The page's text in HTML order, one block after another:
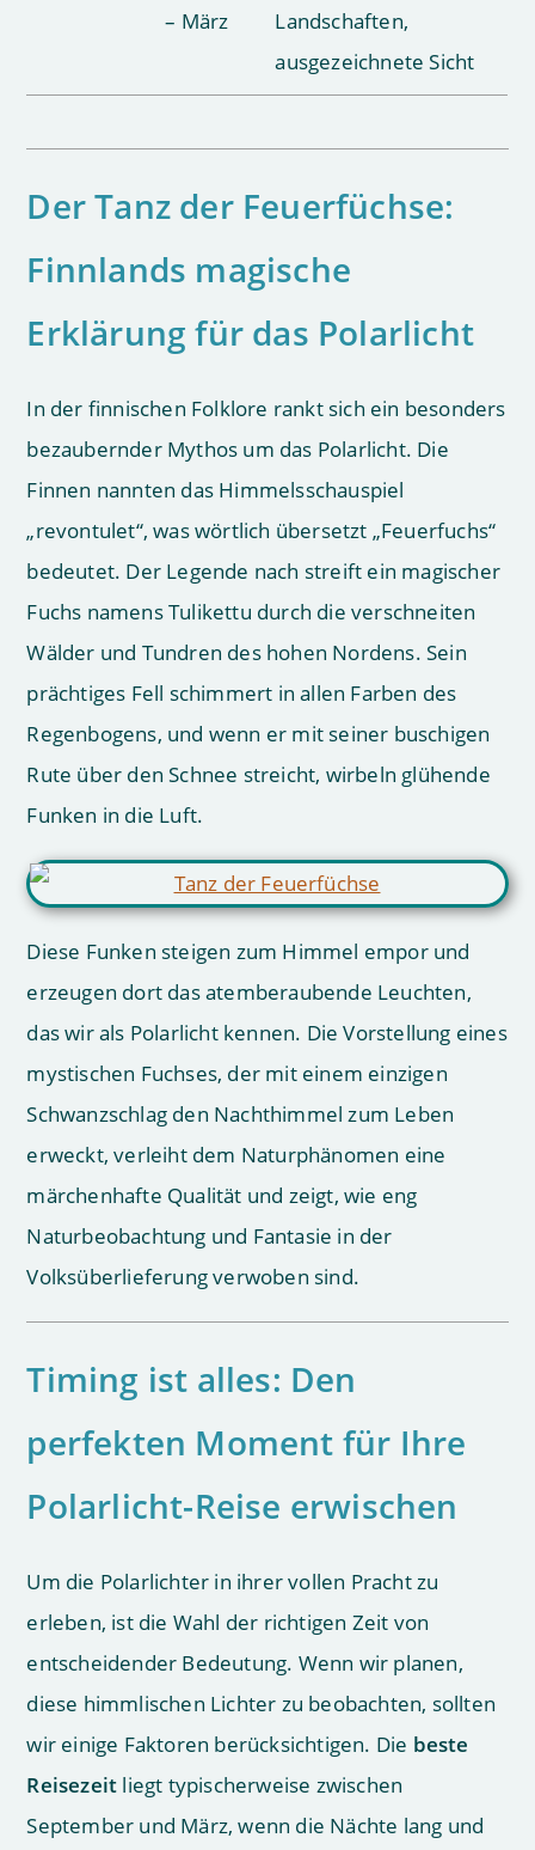
– März
Landschaften,
ausgezeichnete Sicht
Der Tanz der Feuerfüchse:
Finnlands magische
Erklärung für das Polarlicht
In der finnischen Folklore rankt sich ein besonders
bezaubernder Mythos um das Polarlicht. Die
Finnen nannten das Himmelsschauspiel
„revontulet“, was wörtlich übersetzt „Feuerfuchs“
bedeutet. Der Legende nach streift ein magischer
Fuchs namens Tulikettu durch die verschneiten
Wälder und Tundren des hohen Nordens. Sein
prächtiges Fell schimmert in allen Farben des
Regenbogens, und wenn er mit seiner buschigen
Rute über den Schnee streicht, wirbeln glühende
Funken in die Luft.
Diese Funken steigen zum Himmel empor und
erzeugen dort das atemberaubende Leuchten,
das wir als Polarlicht kennen. Die Vorstellung eines
mystischen Fuchses, der mit einem einzigen
Schwanzschlag den Nachthimmel zum Leben
erweckt, verleiht dem Naturphänomen eine
märchenhafte Qualität und zeigt, wie eng
Naturbeobachtung und Fantasie in der
Volksüberlieferung verwoben sind.
Timing ist alles: Den
perfekten Moment für Ihre
Polarlicht-Reise erwischen
Um die Polarlichter in ihrer vollen Pracht zu
erleben, ist die Wahl der richtigen Zeit von
entscheidender Bedeutung. Wenn wir planen,
diese himmlischen Lichter zu beobachten, sollten
wir einige Faktoren berücksichtigen. Die beste
Reisezeit liegt typischerweise zwischen
September und März, wenn die Nächte lang und